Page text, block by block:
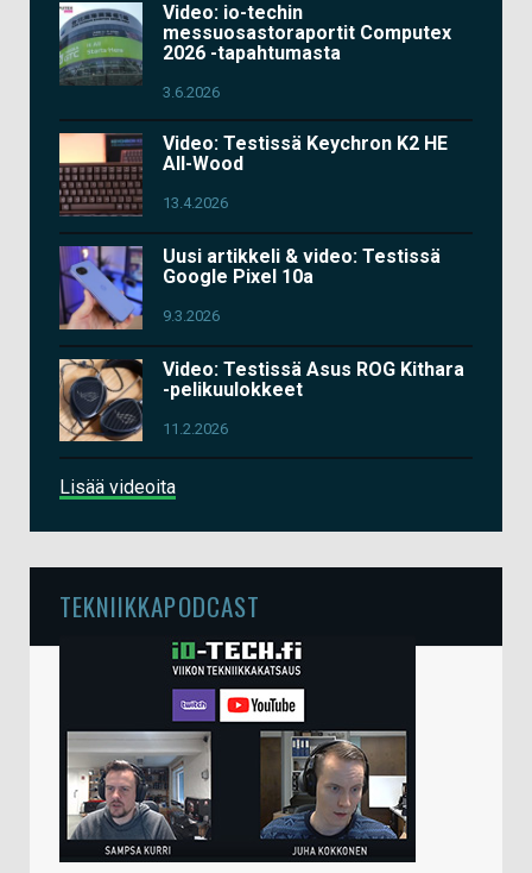
Video: io-techin
messuosastoraportit Computex
2026 -tapahtumasta
3.6.2026
Video: Testissä Keychron K2 HE
All-Wood
13.4.2026
Uusi artikkeli & video: Testissä
Google Pixel 10a
9.3.2026
Video: Testissä Asus ROG Kithara
-pelikuulokkeet
11.2.2026
Lisää videoita
TEKNIIKKAPODCAST